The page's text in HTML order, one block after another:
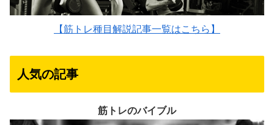
【筋トレ種目解説記事一覧はこちら】
人気の記事
筋トレのバイブル